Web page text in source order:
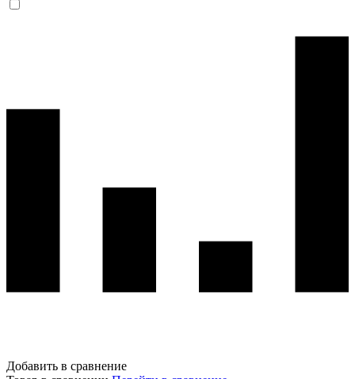
Добавить в сравнение